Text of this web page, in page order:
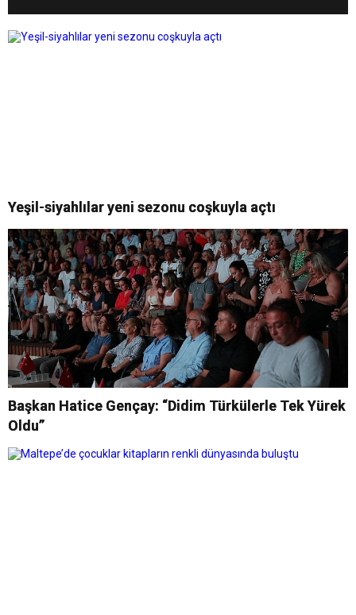
Yeşil-siyahlılar yeni sezonu coşkuyla açtı
Başkan Hatice Gençay: “Didim Türkülerle Tek Yürek
Oldu”